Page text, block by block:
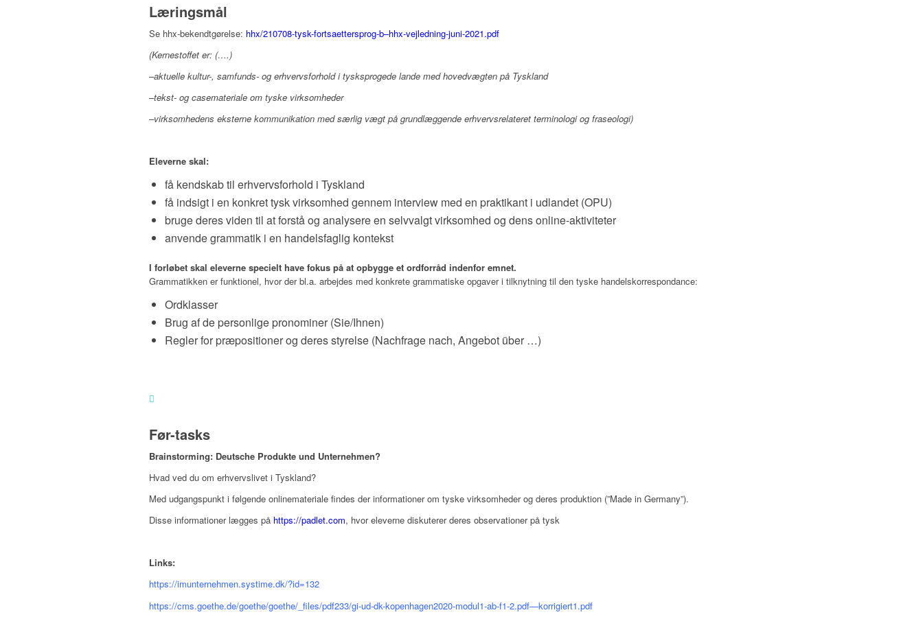
Læringsmål
Se hhx-bekendtgørelse: hhx/210708-tysk-fortsaettersprog-b–hhx-vejledning-juni-2021.pdf
(Kernestoffet er: (….)
–aktuelle kultur-, samfunds- og erhvervsforhold i tysksprogede lande med hovedvægten på Tyskland
–tekst- og casemateriale om tyske virksomheder
–virksomhedens eksterne kommunikation med særlig vægt på grundlæggende erhvervsrelateret terminologi og fraseologi)
Eleverne skal:
få kendskab til erhvervsforhold i Tyskland
få indsigt i en konkret tysk virksomhed gennem interview med en praktikant i udlandet (OPU)
bruge deres viden til at forstå og analysere en selvvalgt virksomhed og dens online-aktiviteter
anvende grammatik i en handelsfaglig kontekst
I forløbet skal eleverne specielt have fokus på at opbygge et ordforråd indenfor emnet.
Grammatikken er funktionel, hvor der bl.a. arbejdes med konkrete grammatiske opgaver i tilknytning til den tyske handelskorrespondance:
Ordklasser
Brug af de personlige pronominer (Sie/Ihnen)
Regler for præpositioner og deres styrelse (Nachfrage nach, Angebot über …)
Før-tasks
Brainstorming: Deutsche Produkte und Unternehmen?
Hvad ved du om erhvervslivet i Tyskland?
Med udgangspunkt i følgende onlinemateriale findes der informationer om tyske virksomheder og deres produktion (”Made in Germany”).
Disse informationer lægges på https://padlet.com, hvor eleverne diskuterer deres observationer på tysk
Links:
https://imunternehmen.systime.dk/?id=132
https://cms.goethe.de/goethe/goethe/_files/pdf233/gi-ud-dk-kopenhagen2020-modul1-ab-f1-2.pdf—korrigiert1.pdf